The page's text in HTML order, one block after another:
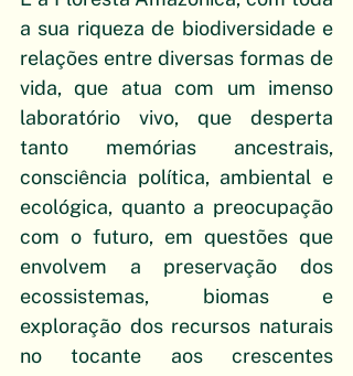
a sua riqueza de biodiversidade e
relações entre diversas formas de
vida, que atua com um imenso
laboratório vivo, que desperta
tanto memórias ancestrais,
consciência política, ambiental e
ecológica, quanto a preocupação
com o futuro, em questões que
envolvem a preservação dos
ecossistemas, biomas e
exploração dos recursos naturais
no tocante aos crescentes